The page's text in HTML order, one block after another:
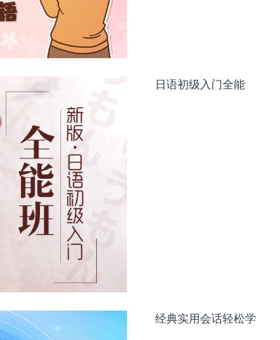
日语初级入门全能
经典实用会话轻松学